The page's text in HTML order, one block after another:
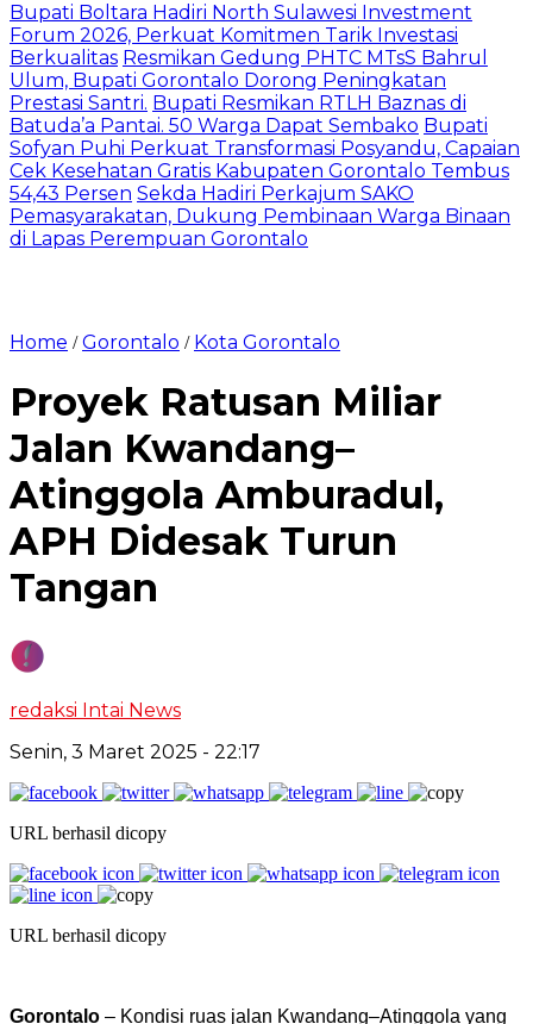
Bupati Boltara Hadiri North Sulawesi Investment
Forum 2026, Perkuat Komitmen Tarik Investasi
Berkualitas Resmikan Gedung PHTC MTsS Bahrul
Ulum, Bupati Gorontalo Dorong Peningkatan
Prestasi Santri. Bupati Resmikan RTLH Baznas di
Batuda’a Pantai. 50 Warga Dapat Sembako Bupati
Sofyan Puhi Perkuat Transformasi Posyandu, Capaian
Cek Kesehatan Gratis Kabupaten Gorontalo Tembus
54,43 Persen Sekda Hadiri Perkajum SAKO
Pemasyarakatan, Dukung Pembinaan Warga Binaan
di Lapas Perempuan Gorontalo
Home /Gorontalo / Kota Gorontalo
Proyek Ratusan Miliar
Jalan Kwandang–
Atinggola Amburadul,
APH Didesak Turun
Tangan
redaksi Intai News
Senin, 3 Maret 2025 - 22:17
URL berhasil dicopy
URL berhasil dicopy
Gorontalo – Kondisi ruas jalan Kwandang–Atinggola yang